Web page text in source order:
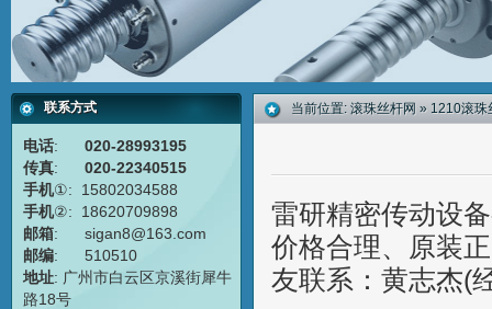
联系方式
电话: 020-28993195
传真:
020-22340515
手机①: 15802034588
手机②: 18620709898
邮箱: sigan8@163.com
邮编: 510510
地址: 广州市白云区京溪街犀牛
路18号
当前位置: 滚珠丝杆网 » 1210滚珠
雷研精密传动设
价格合理、原装
友联系：黄志杰(